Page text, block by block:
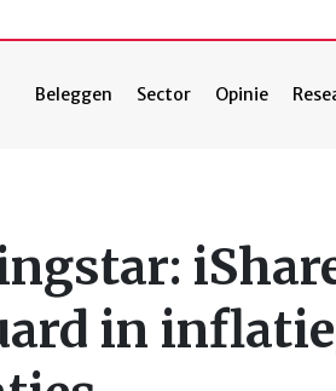
Beleggen Sector Opinie
in